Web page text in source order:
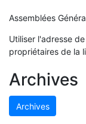
Assemblées
Utiliser l'adresse
propriétaires de la
Archives
Archives